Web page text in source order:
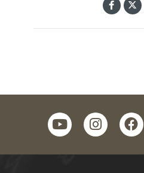
facebook
instagram
youtube